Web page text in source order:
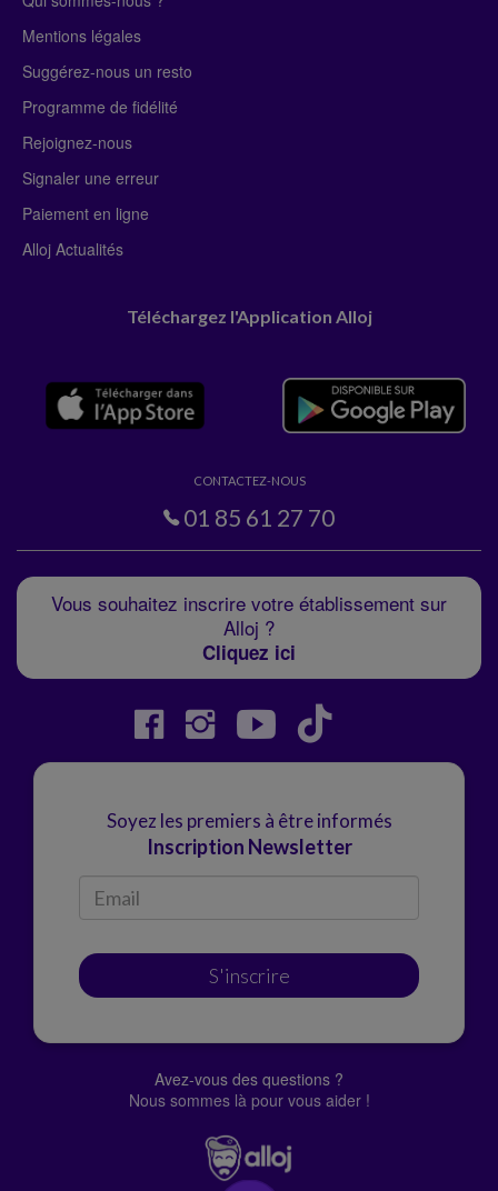
Mentions légales
Suggérez-nous un resto
Programme de fidélité
Rejoignez-nous
Signaler une erreur
Paiement en ligne
Alloj Actualités
Téléchargez l'Application Alloj
CONTACTEZ-NOUS
01 85 61 27 70
Vous souhaitez inscrire votre établissement sur
Alloj ?
Cliquez ici
Soyez les premiers à être informés
Inscription Newsletter
S'inscrire
Avez-vous des questions ?
Nous sommes là pour vous aider !